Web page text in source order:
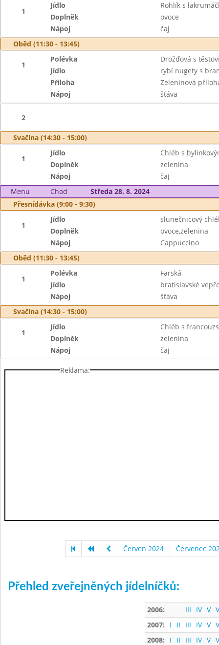
1
Jídlo
Rohlík s
Doplněk
ovoce
Nápoj
čaj
Oběd (11:30 - 13:45)
1
Polévka
Drožďová s
Jídlo
rybí nugety s
Příloha
Zeleninová
Nápoj
šťáva
2
Svačina (14:30 - 15:00)
1
Jídlo
Chléb s
Doplněk
zelenina
Nápoj
čaj
Menu
Chod
Středa 28. 8. 2024
Přesnídávka (9:00 - 9:30)
1
Jídlo
slunečnicový
Doplněk
ovoce,zelenina
Nápoj
Cappuccino
Oběd (11:30 - 13:45)
1
Polévka
Farská
Jídlo
bratislavské
Nápoj
šťáva
Svačina (14:30 - 15:00)
1
Jídlo
Chléb s
Doplněk
zelenina
Nápoj
čaj
Reklama:
Červen 2024 Červenec
Přehled zveřejněných jídelníčků:
2006: III IV V
2007:
I II III IV V
2008:
I II III IV V